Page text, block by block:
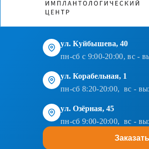
ул. Куйбышева, 40
пн-сб с 9:00-20:00, вс -
ул. Корабельная, 1
пн-сб 8:20-20:00, вс -
ул. Озёрная, 45
пн-сб 9:00-20:00, вс -